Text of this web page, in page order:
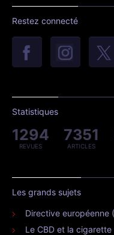
Restez connecté
Statistiques
1294
REVUES
7351
ARTICLES
Les grands sujets
Directive européenne
Le CBD et la